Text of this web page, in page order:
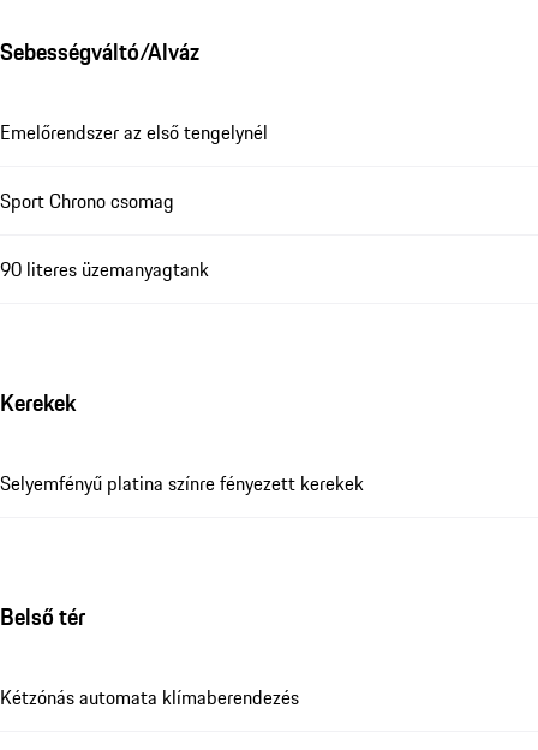
Sebességváltó/Alváz
Emelőrendszer az első tengelynél
Sport Chrono csomag
90 literes üzemanyagtank
Kerekek
Selyemfényű platina színre fényezett kerekek
Belső tér
Kétzónás automata klímaberendezés